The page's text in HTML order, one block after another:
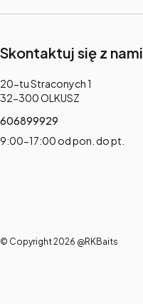
Skontaktuj się z nami
Adres:
20-tu Straconych 1
32-300 OLKUSZ
606899929
9:00-17:00 od pon. do pt.
© Copyright 2026 @RKBaits